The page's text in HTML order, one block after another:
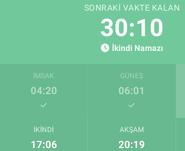
SONRAKI VAKTE KALAN
30:09
İkindi Namazı
İMSAK
04:20
GÜNEŞ
06:01
İKINDI
17:06
AKŞAM
20:19